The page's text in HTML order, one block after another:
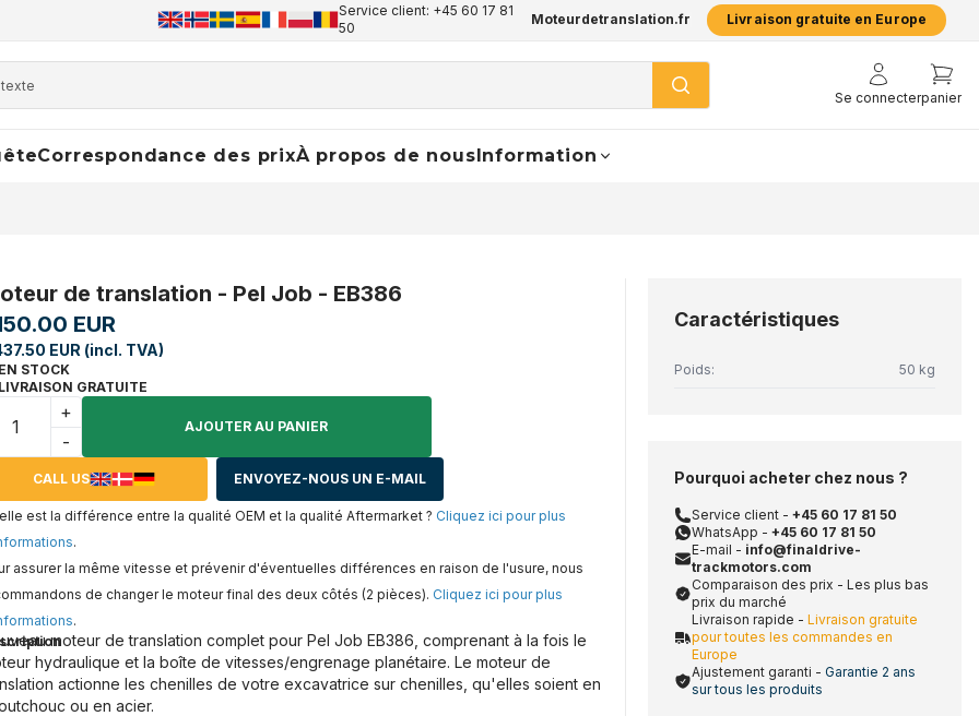
Service client: +45 60 17 81
50
Moteurdetranslation.fr Livraison gratuite en Europe
Se connecterpanier
Correspondance des prixÀ propos de nousInformation
de translation - Pel Job - EB386
EUR
EUR (incl. TVA)
EN STOCK
LIVRAISON GRATUITE
+
-
AJOUTER AU PANIER
CALL US ENVOYEZ-NOUS UN E-MAIL
est la différence entre la qualité OEM et la qualité Aftermarket ? Cliquez ici pour plus
.
assurer la même vitesse et prévenir d'éventuelles différences en raison de l'usure, nous
de changer le moteur final des deux côtés (2 pièces). Cliquez ici pour plus
.
moteur de translation complet pour Pel Job EB386, comprenant à la fois le
hydraulique et la boîte de vitesses/engrenage planétaire. Le moteur de
actionne les chenilles de votre excavatrice sur chenilles, qu'elles soient en
ou en acier.
Caractéristiques
Poids: 50 kg
Pourquoi acheter chez nous ?
Service client - +45 60 17 81 50
WhatsApp - +45 60 17 81 50
E-mail - info@finaldrive-
trackmotors.com
Comparaison des prix - Les plus bas
prix du marché
Livraison rapide - Livraison gratuite
pour toutes les commandes en
Europe
Ajustement garanti - Garantie 2 ans
sur tous les produits